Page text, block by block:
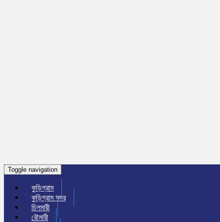
Toggle navigation
কুড়িগ্রাম
কুড়িগ্রাম সদর
চিলমারী
রৌমারী